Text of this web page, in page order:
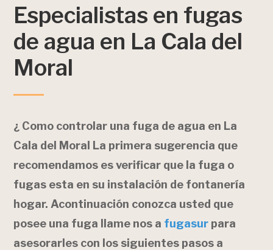
Especialistas en fugas
de agua en La Cala del
Moral
¿ Como controlar una fuga de agua en La
Cala del Moral La primera sugerencia que
recomendamos es verificar que la fuga o
fugas esta en su instalación de fontanería
hogar. Acontinuación conozca usted que
posee una fuga llame nos a fugasur para
asesorarles con los siguientes pasos a